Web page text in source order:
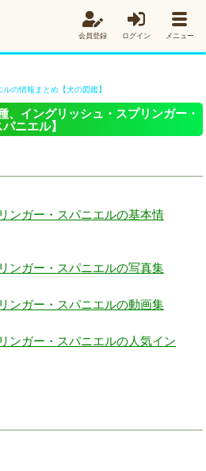
会員登録 ログイン メニュー
の情報まとめ【犬の図鑑】
、イングリッシュ・スプリンガー・
ニエル】
ンガー・スパニエルの基本情
ンガー・スパニエルの写真集
ンガー・スパニエルの動画集
ンガー・スパニエルの人気イン